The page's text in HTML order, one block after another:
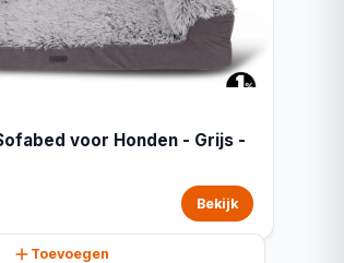
voor Honden - Grijs -
Bekijk
Toevoegen